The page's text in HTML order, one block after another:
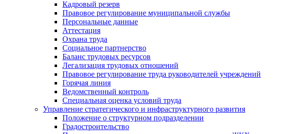
Кадровый резерв
Правовое регулирование муниципальной службы
Персональные данные
Аттестация
Охрана труда
Социальное партнерство
Баланс трудовых ресурсов
Легализация трудовых отношений
Правовое регулирование труда руководителей учреждений
Горячая линия
Ведомственный контроль
Специальная оценка условий труда
Управление стратегического и инфраструктурного развития
Положение о структурном подразделении
Градостроительство